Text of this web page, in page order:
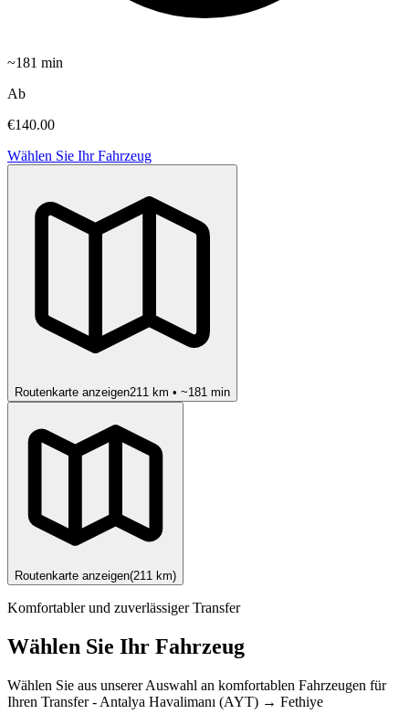
~181 min
Ab
€140.00
Wählen Sie Ihr Fahrzeug
Routenkarte anzeigen211 km • ~181 min
Routenkarte anzeigen(211 km)
Komfortabler und zuverlässiger Transfer
Wählen Sie Ihr Fahrzeug
Wählen Sie aus unserer Auswahl an komfortablen Fahrzeugen für
Ihren Transfer- Antalya Havalimanı (AYT) → Fethiye